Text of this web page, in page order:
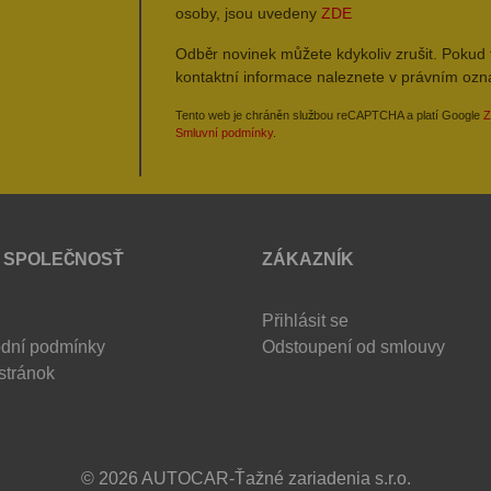
osoby, jsou uvedeny ZDE
Odběr novinek můžete kdykoliv zrušit.
kontaktní informace naleznete v právním
Tento web je chráněn službou reCAPTCHA a platí Google
Smluvní podmínky.
podmínky
ZÁKAZNÍK
Přihlásit se
Odstoupení od smlouvy
© 2026 AUTOCAR-Ťažné zariadenia s.r.o.